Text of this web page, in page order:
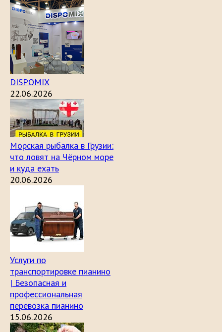
DISPOMIX
22.06.2026
Морская рыбалка в Грузии:
что ловят на Чёрном море
и куда ехать
20.06.2026
Услуги по
транспортировке пианино
| Безопасная и
профессиональная
перевозка пианино
15.06.2026